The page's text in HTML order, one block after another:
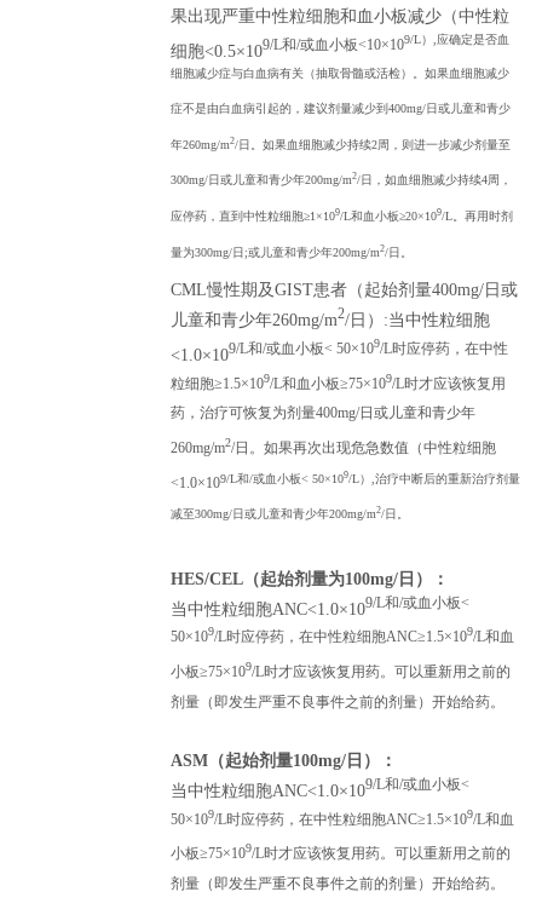
果出现严重中性粒细胞和血小板减少（中性粒
细胞<0.5×109/L和/或血小板<10×109/L）,应确定是否血
细胞减少症与白血病有关（抽取骨髓或活检）。如果血细胞减少
症不是由白血病引起的，建议剂量减少到400mg/日或儿童和青少
年260mg/m2/日。如果血细胞减少持续2周，则进一步减少剂量至
300mg/日或儿童和青少年200mg/m2/日，如血细胞减少持续4周，
应停药，直到中性粒细胞≥1×109/L和血小板≥20×109/L。再用时剂
量为300mg/日;或儿童和青少年200mg/m2/日。
CML慢性期及GIST患者（起始剂量400mg/日或
儿童和青少年260mg/m2/日）:当中性粒细胞
<1.0×109/L和/或血小板< 50×109/L时应停药，在中性
粒细胞≥1.5×109/L和血小板≥75×109/L时才应该恢复用
药，治疗可恢复为剂量400mg/日或儿童和青少年
260mg/m2/日。如果再次出现危急数值（中性粒细胞
<1.0×109/L和/或血小板< 50×109/L）,治疗中断后的重新治疗剂量
减至300mg/日或儿童和青少年200mg/m2/日。
HES/CEL（起始剂量为100mg/日）：
当中性粒细胞ANC<1.0×109/L和/或血小板<
50×109/L时应停药，在中性粒细胞ANC≥1.5×109/L和血
小板≥75×109/L时才应该恢复用药。可以重新用之前的
剂量（即发生严重不良事件之前的剂量）开始给药。
ASM（起始剂量100mg/日）：
当中性粒细胞ANC<1.0×109/L和/或血小板<
50×109/L时应停药，在中性粒细胞ANC≥1.5×109/L和血
小板≥75×109/L时才应该恢复用药。可以重新用之前的
剂量（即发生严重不良事件之前的剂量）开始给药。